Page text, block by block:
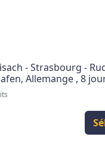
- Strasbourg -
Allemange , 8